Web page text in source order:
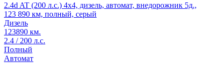
2.4d AT (200 л.с.) 4x4, дизель, автомат, внедорожник 5д.,
123 890 км, полный, серый
Дизель
123890 км.
2.4 / 200 л.с.
Полный
Автомат